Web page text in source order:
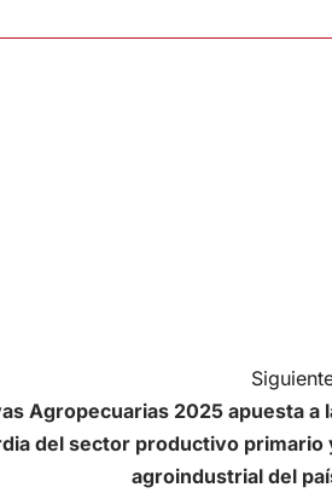
Agropecuarias 2025 apuesta a
del sector productivo primario
agroindustrial del